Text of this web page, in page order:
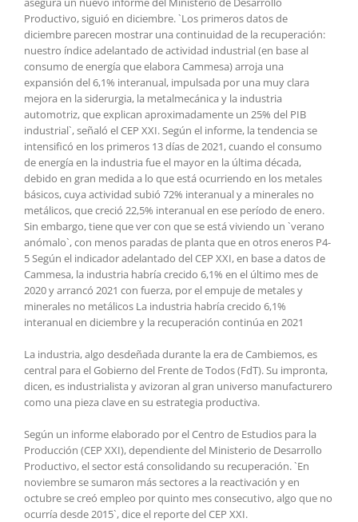
Productivo, siguió en diciembre. `Los primeros datos de
diciembre parecen mostrar una continuidad de la recuperación:
nuestro índice adelantado de actividad industrial (en base al
consumo de energía que elabora Cammesa) arroja una
expansión del 6,1% interanual, impulsada por una muy clara
mejora en la siderurgia, la metalmecánica y la industria
automotriz, que explican aproximadamente un 25% del PIB
industrial`, señaló el CEP XXI. Según el informe, la tendencia se
intensificó en los primeros 13 días de 2021, cuando el consumo
de energía en la industria fue el mayor en la última década,
debido en gran medida a lo que está ocurriendo en los metales
básicos, cuya actividad subió 72% interanual y a minerales no
metálicos, que creció 22,5% interanual en ese período de enero.
Sin embargo, tiene que ver con que se está viviendo un `verano
anómalo`, con menos paradas de planta que en otros eneros P4-
5 Según el indicador adelantado del CEP XXI, en base a datos de
Cammesa, la industria habría crecido 6,1% en el último mes de
2020 y arrancó 2021 con fuerza, por el empuje de metales y
minerales no metálicos La industria habría crecido 6,1%
interanual en diciembre y la recuperación continúa en 2021
La industria, algo desdeñada durante la era de Cambiemos, es
central para el Gobierno del Frente de Todos (FdT). Su impronta,
dicen, es industrialista y avizoran al gran universo manufacturero
como una pieza clave en su estrategia productiva.
Según un informe elaborado por el Centro de Estudios para la
Producción (CEP XXI), dependiente del Ministerio de Desarrollo
Productivo, el sector está consolidando su recuperación. `En
noviembre se sumaron más sectores a la reactivación y en
octubre se creó empleo por quinto mes consecutivo, algo que no
ocurría desde 2015`, dice el reporte del CEP XXI.